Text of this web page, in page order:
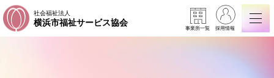
社会福祉法人
横浜市福祉サービス協会
事業所一覧 採用情報